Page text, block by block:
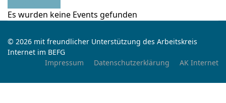
Es wurden keine Events gefunden
© 2026 mit freundlicher Unterstützung des Arbeitskreis
Internet im BEFG
Impressum
Datenschutzerklärung AK Internet